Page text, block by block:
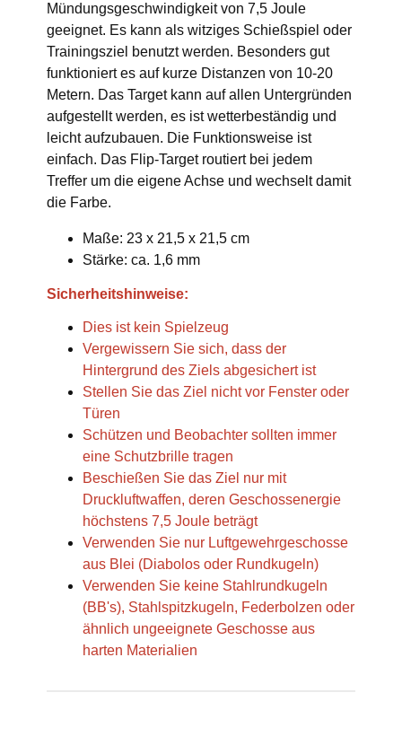
Mündungsgeschwindigkeit von 7,5 Joule
geeignet. Es kann als witziges Schießspiel oder
Trainingsziel benutzt werden. Besonders gut
funktioniert es auf kurze Distanzen von 10-20
Metern. Das Target kann auf allen Untergründen
aufgestellt werden, es ist wetterbeständig und
leicht aufzubauen. Die Funktionsweise ist
einfach. Das Flip-Target routiert bei jedem
Treffer um die eigene Achse und wechselt damit
die Farbe.
Maße: 23 x 21,5 x 21,5 cm
Stärke: ca. 1,6 mm
Sicherheitshinweise:
Dies ist kein Spielzeug
Vergewissern Sie sich, dass der
Hintergrund des Ziels abgesichert ist
Stellen Sie das Ziel nicht vor Fenster oder
Türen
Schützen und Beobachter sollten immer
eine Schutzbrille tragen
Beschießen Sie das Ziel nur mit
Druckluftwaffen, deren Geschossenergie
höchstens 7,5 Joule beträgt
Verwenden Sie nur Luftgewehrgeschosse
aus Blei (Diabolos oder Rundkugeln)
Verwenden Sie keine Stahlrundkugeln
(BB's), Stahlspitzkugeln, Federbolzen oder
ähnlich ungeeignete Geschosse aus
harten Materialien